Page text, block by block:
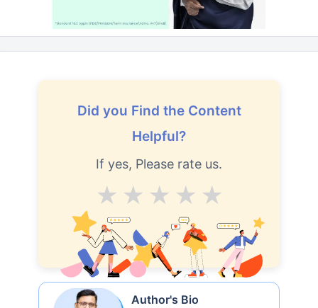
Did you Find the Content
Helpful?
If yes, Please rate us.
Excellent
V.Good
Good
Average
Author's Bio